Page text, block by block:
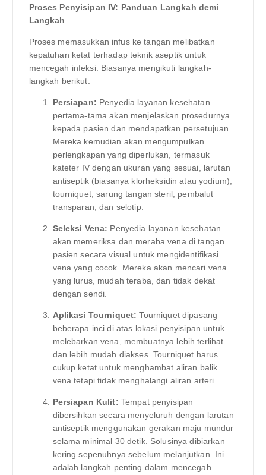
Proses Penyisipan IV: Panduan Langkah demi
Langkah
Proses memasukkan infus ke tangan melibatkan
kepatuhan ketat terhadap teknik aseptik untuk
mencegah infeksi. Biasanya mengikuti langkah-
langkah berikut:
Persiapan: Penyedia layanan kesehatan
pertama-tama akan menjelaskan prosedurnya
kepada pasien dan mendapatkan persetujuan.
Mereka kemudian akan mengumpulkan
perlengkapan yang diperlukan, termasuk
kateter IV dengan ukuran yang sesuai, larutan
antiseptik (biasanya klorheksidin atau yodium),
tourniquet, sarung tangan steril, pembalut
transparan, dan selotip.
Seleksi Vena: Penyedia layanan kesehatan
akan memeriksa dan meraba vena di tangan
pasien secara visual untuk mengidentifikasi
vena yang cocok. Mereka akan mencari vena
yang lurus, mudah teraba, dan tidak dekat
dengan sendi.
Aplikasi Tourniquet: Tourniquet dipasang
beberapa inci di atas lokasi penyisipan untuk
melebarkan vena, membuatnya lebih terlihat
dan lebih mudah diakses. Tourniquet harus
cukup ketat untuk menghambat aliran balik
vena tetapi tidak menghalangi aliran arteri.
Persiapan Kulit: Tempat penyisipan
dibersihkan secara menyeluruh dengan larutan
antiseptik menggunakan gerakan maju mundur
selama minimal 30 detik. Solusinya dibiarkan
kering sepenuhnya sebelum melanjutkan. Ini
adalah langkah penting dalam mencegah